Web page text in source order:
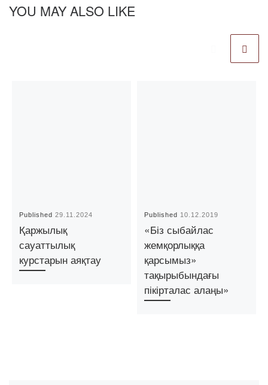
YOU MAY ALSO LIKE
Published29.11.2024
Қаржылық
сауаттылық
курстарын аяқтау
Published 10.12.2019
«Біз сыбайлас
жемқорлыққа
қарсымыз»
тақырыбындағы
пікірталас алаңы»